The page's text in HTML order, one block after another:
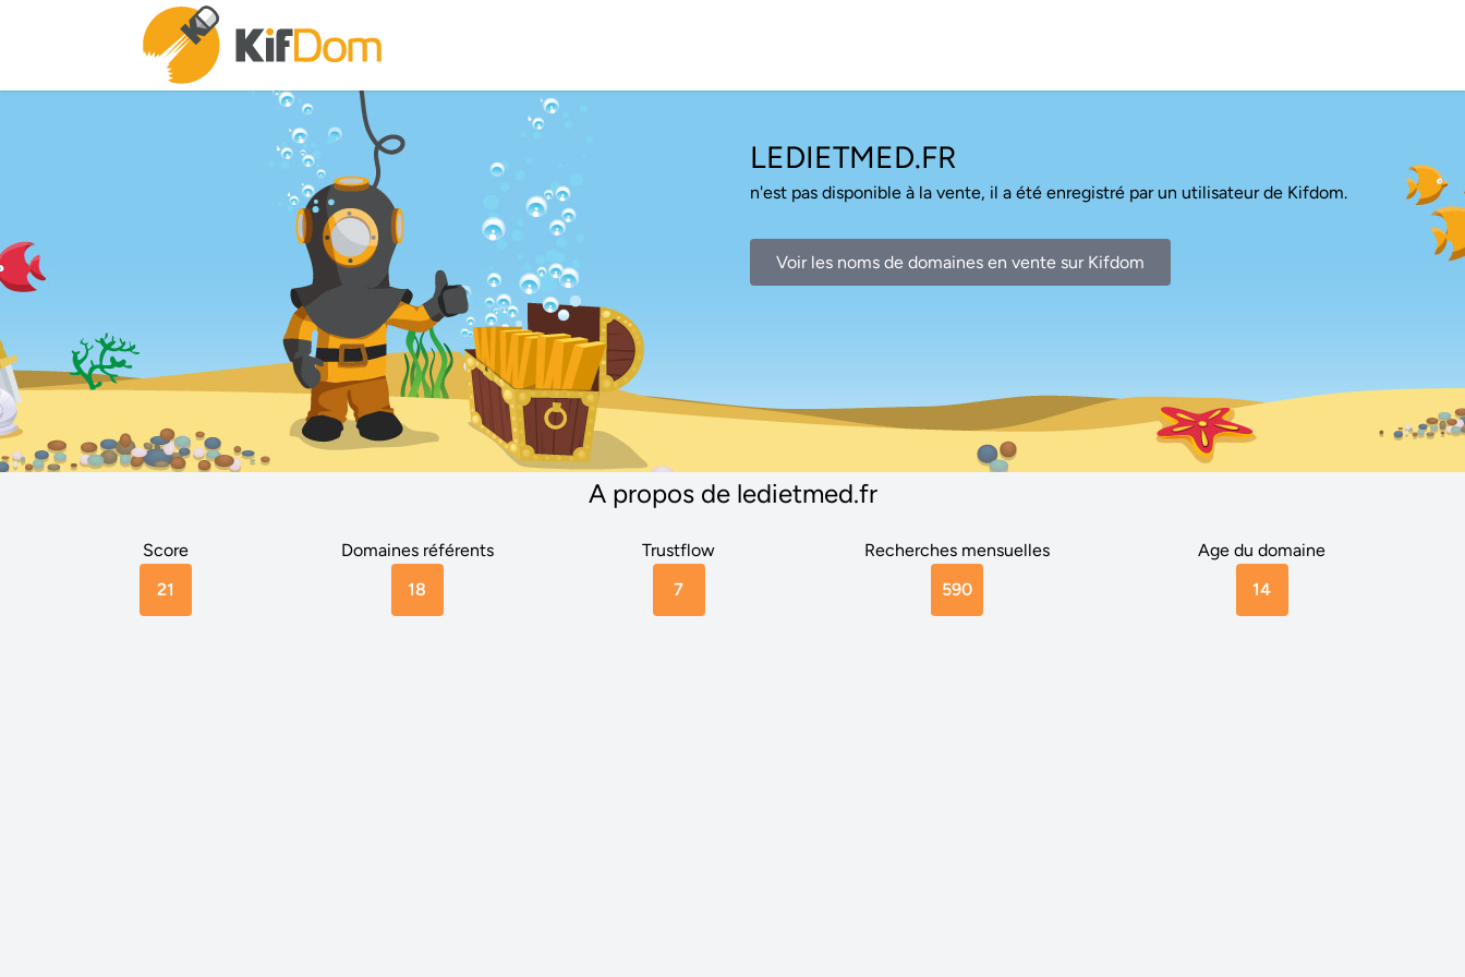
LEDIETMED.FR
n'est pas disponible à la vente, il a été enregistré par un utilisateur de Kifdom.
Voir les noms de domaines en vente sur Kifdom
A propos de ledietmed.fr
Score
21
Domaines référents
18
Trustflow
7
Recherches mensuelles
590
Age du domaine
14